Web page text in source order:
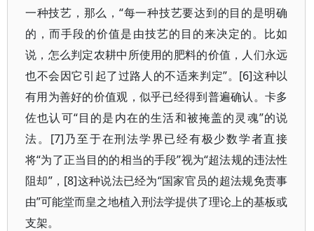
一种技艺，那么，“每一种技艺要达到的目的是明确
的，而手段的价值是由技艺的目的来决定的。比如
说，怎么判定农耕中所使用的肥料的价值，人们永远
也不会因它引起了过路人的不适来判定”。[6]这种以
有用为善好的价值观，似乎已经得到普遍确认。卡多
佐也认可“目的是内在的生活和被掩盖的灵魂”的说
法。[7]乃至于在刑法学界已经有极少数学者直接
将“为了正当目的的相当的手段”视为“超法规的违法性
阻却”，[8]这种说法已经为“国家官员的超法规免责事
由”可能堂而皇之地植入刑法学提供了理论上的基板或
支架。